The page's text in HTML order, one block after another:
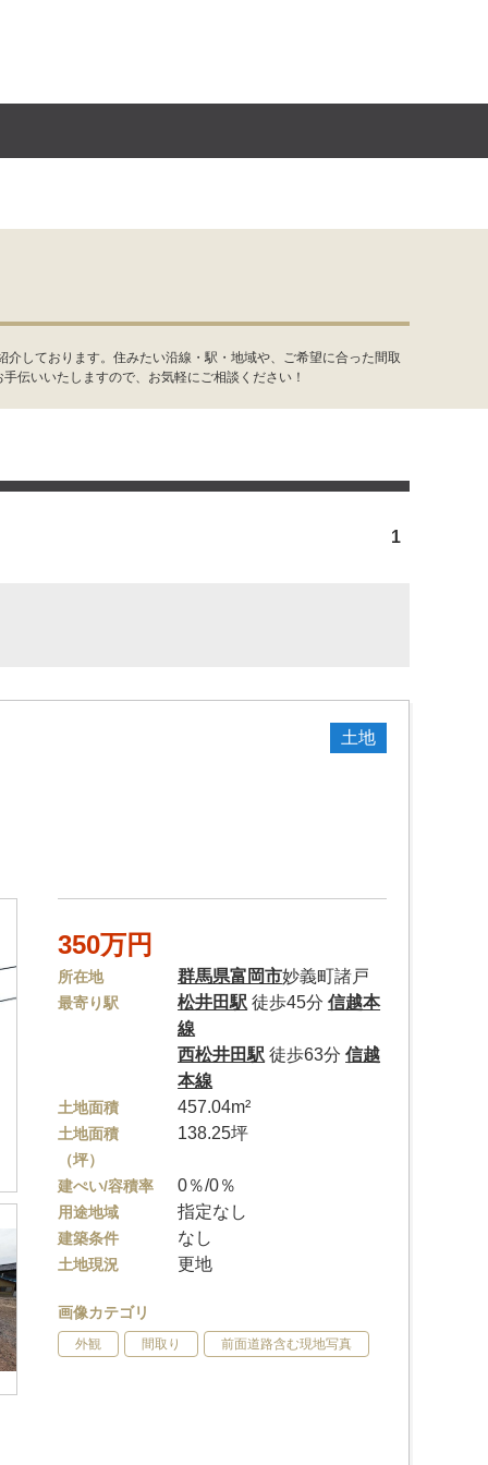
しております。住みたい沿線・駅・地域や、ご希望に合った間取
伝いいたしますので、お気軽にご相談ください！
1
土地
350万円
所在地 群馬県富岡市妙義町諸戸
最寄り駅 松井田駅 徒歩45分信越本
線
西松井田駅 徒歩63分信越
本線
土地面積 457.04m²
土地面積
（坪）
138.25坪
建ぺい/容積率 0％/0％
用途地域 指定なし
建築条件 なし
土地現況 更地
画像カテゴリ
外観 間取り 前面道路含む現地写真